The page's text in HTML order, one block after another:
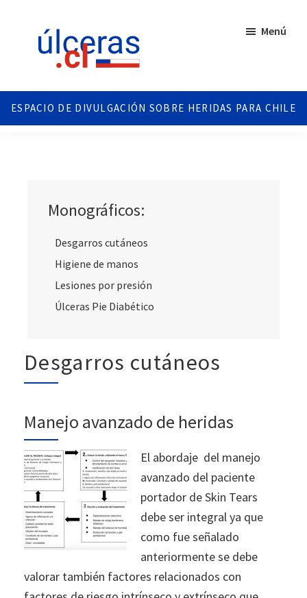
contenido
página
Chile
Espacio
Menú
Monográficos:
Desgarros cutáneos
Higiene de manos
Lesiones por presión
Úlceras Pie Diabético
Desgarros cutáneos
Manejo avanzado de heridas
El abordaje del manejo
avanzado del paciente
portador de Skin Tears
debe ser integral ya que
como fue señalado
anteriormente se debe
valorar también factores relacionados con